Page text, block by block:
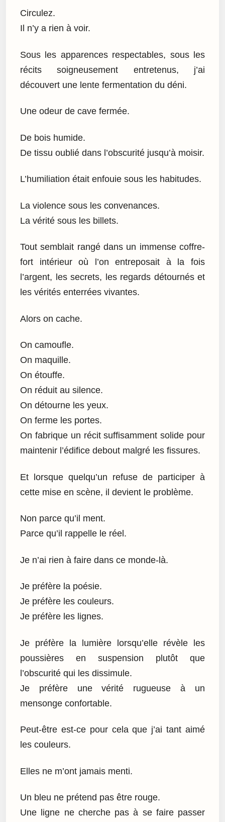
Circulez.
Il n’y a rien à voir.
Sous les apparences respectables, sous les
récits soigneusement entretenus, j’ai
découvert une lente fermentation du déni.
Une odeur de cave fermée.
De bois humide.
De tissu oublié dans l’obscurité jusqu’à moisir.
L’humiliation était enfouie sous les habitudes.
La violence sous les convenances.
La vérité sous les billets.
Tout semblait rangé dans un immense coffre-
fort intérieur où l’on entreposait à la fois
l’argent, les secrets, les regards détournés et
les vérités enterrées vivantes.
Alors on cache.
On camoufle.
On maquille.
On étouffe.
On réduit au silence.
On détourne les yeux.
On ferme les portes.
On fabrique un récit suffisamment solide pour
maintenir l’édifice debout malgré les fissures.
Et lorsque quelqu’un refuse de participer à
cette mise en scène, il devient le problème.
Non parce qu’il ment.
Parce qu’il rappelle le réel.
Je n’ai rien à faire dans ce monde-là.
Je préfère la poésie.
Je préfère les couleurs.
Je préfère les lignes.
Je préfère la lumière lorsqu’elle révèle les
poussières en suspension plutôt que
l’obscurité qui les dissimule.
Je préfère une vérité rugueuse à un
mensonge confortable.
Peut-être est-ce pour cela que j’ai tant aimé
les couleurs.
Elles ne m’ont jamais menti.
Un bleu ne prétend pas être rouge.
Une ligne ne cherche pas à se faire passer